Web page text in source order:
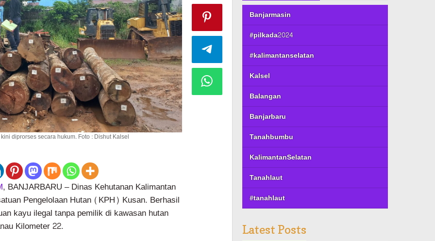
diprorses secara hukum. Foto : Dishut Kalsel
, BANJARBARU – Dinas Kehutanan Kalimantan
Pengelolaan Hutan (KPH) Kusan. Berhasil
kayu ilegal tanpa pemilik di kawasan hutan
Kilometer 22.
Banjarmasin
#pilkada2024
#kalimantanselatan
Kalsel
Balangan
Banjarbaru
Tanahbumbu
KalimantanSelatan
Tanahlaut
#tanahlaut
Latest Posts